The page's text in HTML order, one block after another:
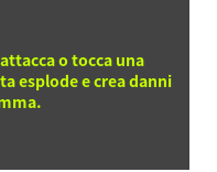
o tocca una
esplode e crea danni